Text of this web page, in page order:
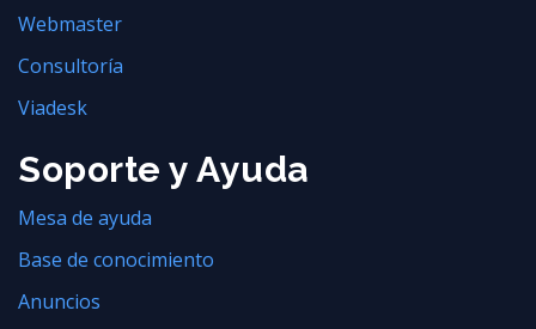
Webmaster
Consultoría
Viadesk
Soporte y Ayuda
Mesa de ayuda
Base de conocimiento
Anuncios